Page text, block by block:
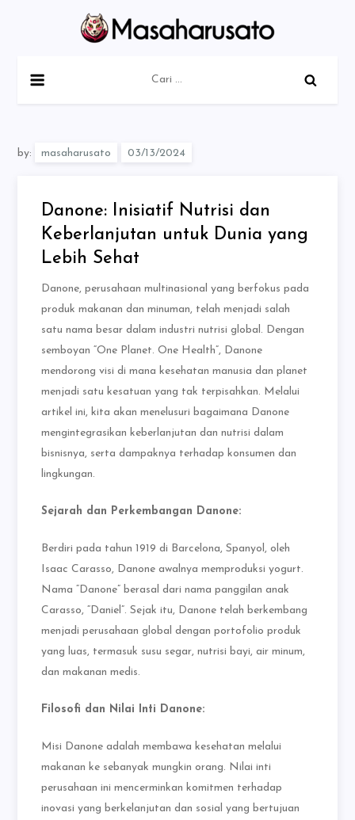
untuk:
by: masaharusato
Danone: Inisiatif Nutrisi dan
Keberlanjutan untuk Dunia yang
Lebih Sehat
Danone, perusahaan multinasional yang berfokus pada
produk makanan dan minuman, telah menjadi salah
satu nama besar dalam industri nutrisi global. Dengan
semboyan “One Planet. One Health”, Danone
mendorong visi di mana kesehatan manusia dan planet
menjadi satu kesatuan yang tak terpisahkan. Melalui
artikel ini, kita akan menelusuri bagaimana Danone
mengintegrasikan keberlanjutan dan nutrisi dalam
bisnisnya, serta dampaknya terhadap konsumen dan
lingkungan.
Sejarah dan Perkembangan Danone:
Berdiri pada tahun 1919 di Barcelona, Spanyol, oleh
Isaac Carasso, Danone awalnya memproduksi yogurt.
Nama “Danone” berasal dari nama panggilan anak
Carasso, “Daniel”. Sejak itu, Danone telah berkembang
menjadi perusahaan global dengan portofolio produk
yang luas, termasuk susu segar, nutrisi bayi, air minum,
dan makanan medis.
Filosofi dan Nilai Inti Danone:
Misi Danone adalah membawa kesehatan melalui
makanan ke sebanyak mungkin orang. Nilai inti
perusahaan ini mencerminkan komitmen terhadap
inovasi yang berkelanjutan dan sosial yang bertujuan